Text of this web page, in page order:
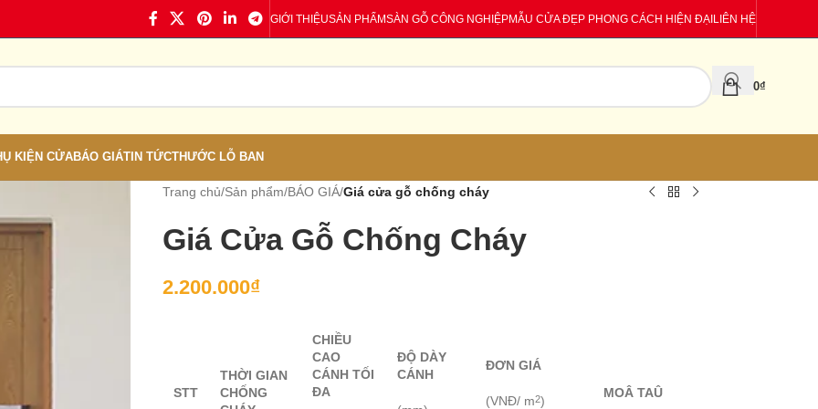
GIỚI THIỆUSẢN PHẨMSÀN GỖ CÔNG NGHIỆPMẪU CỬA ĐẸP PHONG CÁCH HIỆN ĐẠILIÊN HỆ
0₫
KIỆN CỬABÁO GIÁTIN TỨCTHƯỚC LỖ BAN
Trang chủ/Sản phẩm/BÁO GIÁ/Giá cửa gỗ chống cháy
Giá Cửa Gỗ Chống Cháy
2.200.000₫
STT
THỜI GIAN
CHỐNG
CHIỀU
CAO
CÁNH TỐI
ĐA
ĐỘ DÀY
CÁNH
ĐƠN GIÁ
(VNĐ/ m2)
MOÂ TAÛ